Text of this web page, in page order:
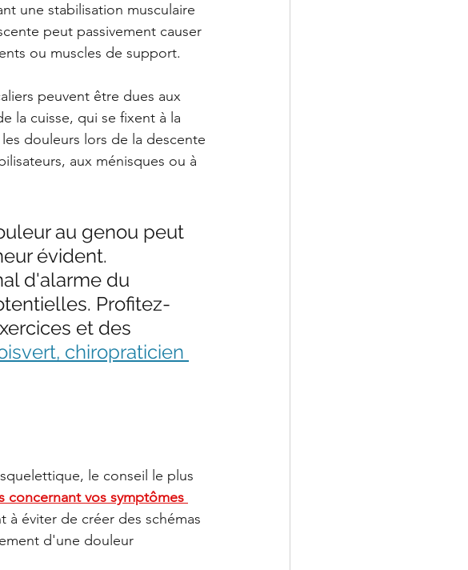
une stabilisation musculaire
peut passivement causer
ou muscles de support.
peuvent être dues aux
la cuisse, qui se fixent à la
douleurs lors de la descente
aux ménisques ou à
au genou peut
évident.
d'alarme du
Profitez-
et des
chiropraticien
le conseil le plus
concernant vos symptômes
à éviter de créer des schémas
d'une douleur